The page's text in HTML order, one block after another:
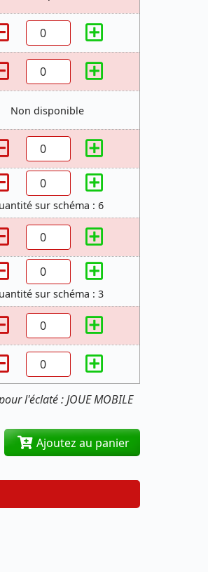
l'éclaté : JOUE MOBILE
Non disponible
sur schéma : 6
sur schéma : 3
Ajoutez au panier